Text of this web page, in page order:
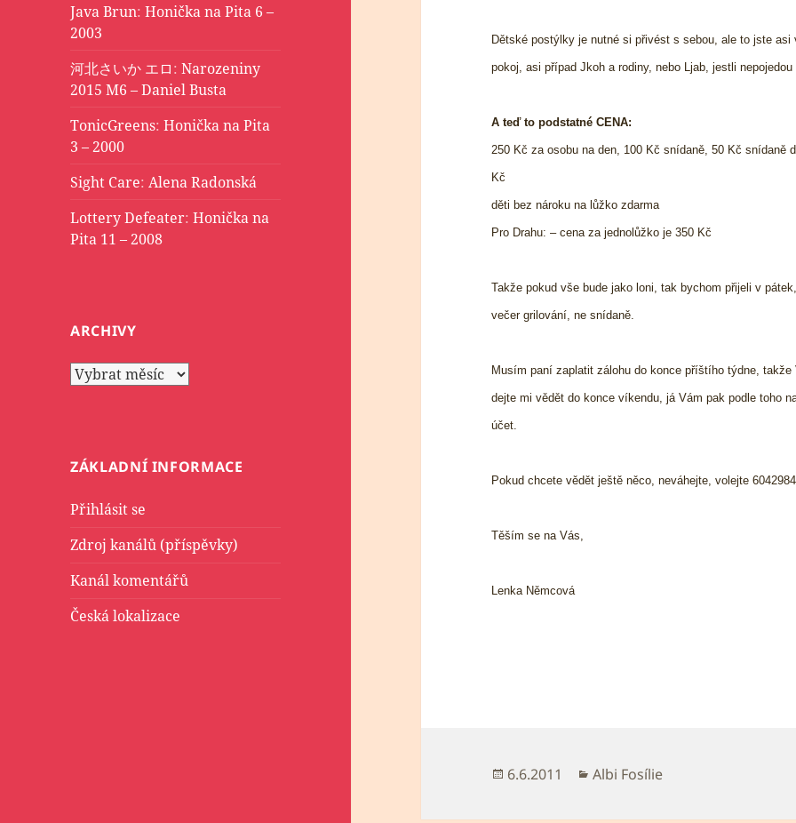
Java Brun:Honička na Pita 6 –
2003
河北さいか エロ:Narozeniny
2015 M6 – Daniel Busta
TonicGreens:Honička na Pita
3 – 2000
Sight Care:Alena Radonská
Lottery Defeater:Honička na
Pita 11 – 2008
ARCHIVY
Archivy
ZÁKLADNÍ INFORMACE
Přihlásit se
Zdroj kanálů (příspěvky)
Kanál komentářů
Česká lokalizace
Dětské postýlky je nutné si přivést s sebou, ale to jste
pokoj, asi případ Jkoh a rodiny, nebo Ljab, jestli
A teď to podstatné CENA:
250 Kč za osobu na den, 100 Kč snídaně, 50 Kč snídaně
Kč
děti bez nároku na lůžko zdarma
Pro Drahu: – cena za jednolůžko je 350 Kč
Takže pokud vše bude jako loni, tak bychom přijeli v
večer grilování, ne snídaně.
Musím paní zaplatit zálohu do konce příštího týdne,
dejte mi vědět do konce víkendu, já Vám pak podle toho
účet.
Pokud chcete vědět ještě něco, neváhejte, volejte
Těším se na Vás,
Lenka Němcová
Publikováno:
6.6.2011 Rubriky:
Albi Fosílie